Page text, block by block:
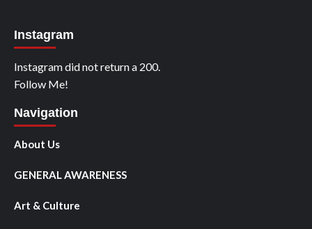
Instagram
Instagram did not return a 200.
Follow Me!
Navigation
About Us
GENERAL AWARENESS
Art & Culture